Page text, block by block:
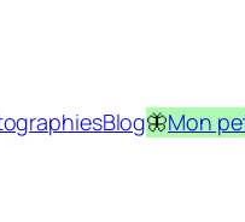
Blog🦋Mon